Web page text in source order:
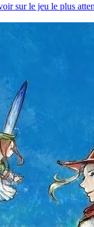
sur le jeu le plus